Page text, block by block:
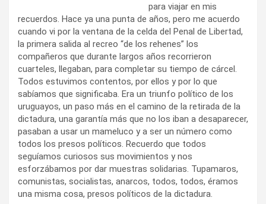
para viajar en mis
recuerdos. Hace ya una punta de años, pero me acuerdo
cuando vi por la ventana de la celda del Penal de Libertad,
la primera salida al recreo “de los rehenes” los
compañeros que durante largos años recorrieron
cuarteles, llegaban, para completar su tiempo de cárcel.
Todos estuvimos contentos, por ellos y por lo que
sabíamos que significaba. Era un triunfo político de los
uruguayos, un paso más en el camino de la retirada de la
dictadura, una garantía más que no los iban a desaparecer,
pasaban a usar un mameluco y a ser un número como
todos los presos políticos. Recuerdo que todos
seguíamos curiosos sus movimientos y nos
esforzábamos por dar muestras solidarias. Tupamaros,
comunistas, socialistas, anarcos, todos, todos, éramos
una misma cosa, presos políticos de la dictadura.